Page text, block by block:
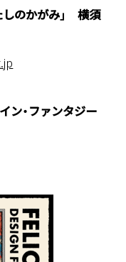
しのかがみ」 横須
ン・ファンタジー